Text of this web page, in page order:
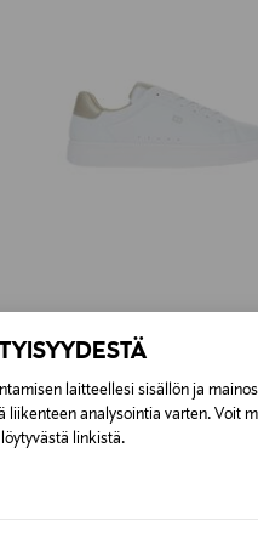
laitteellesi sisällön ja
liikenteen analysointia varten. Voit
linkistä.
TOMMY HILFIGER
Low Cut Lace-Up -sneakerit
Original Price
69,95 €